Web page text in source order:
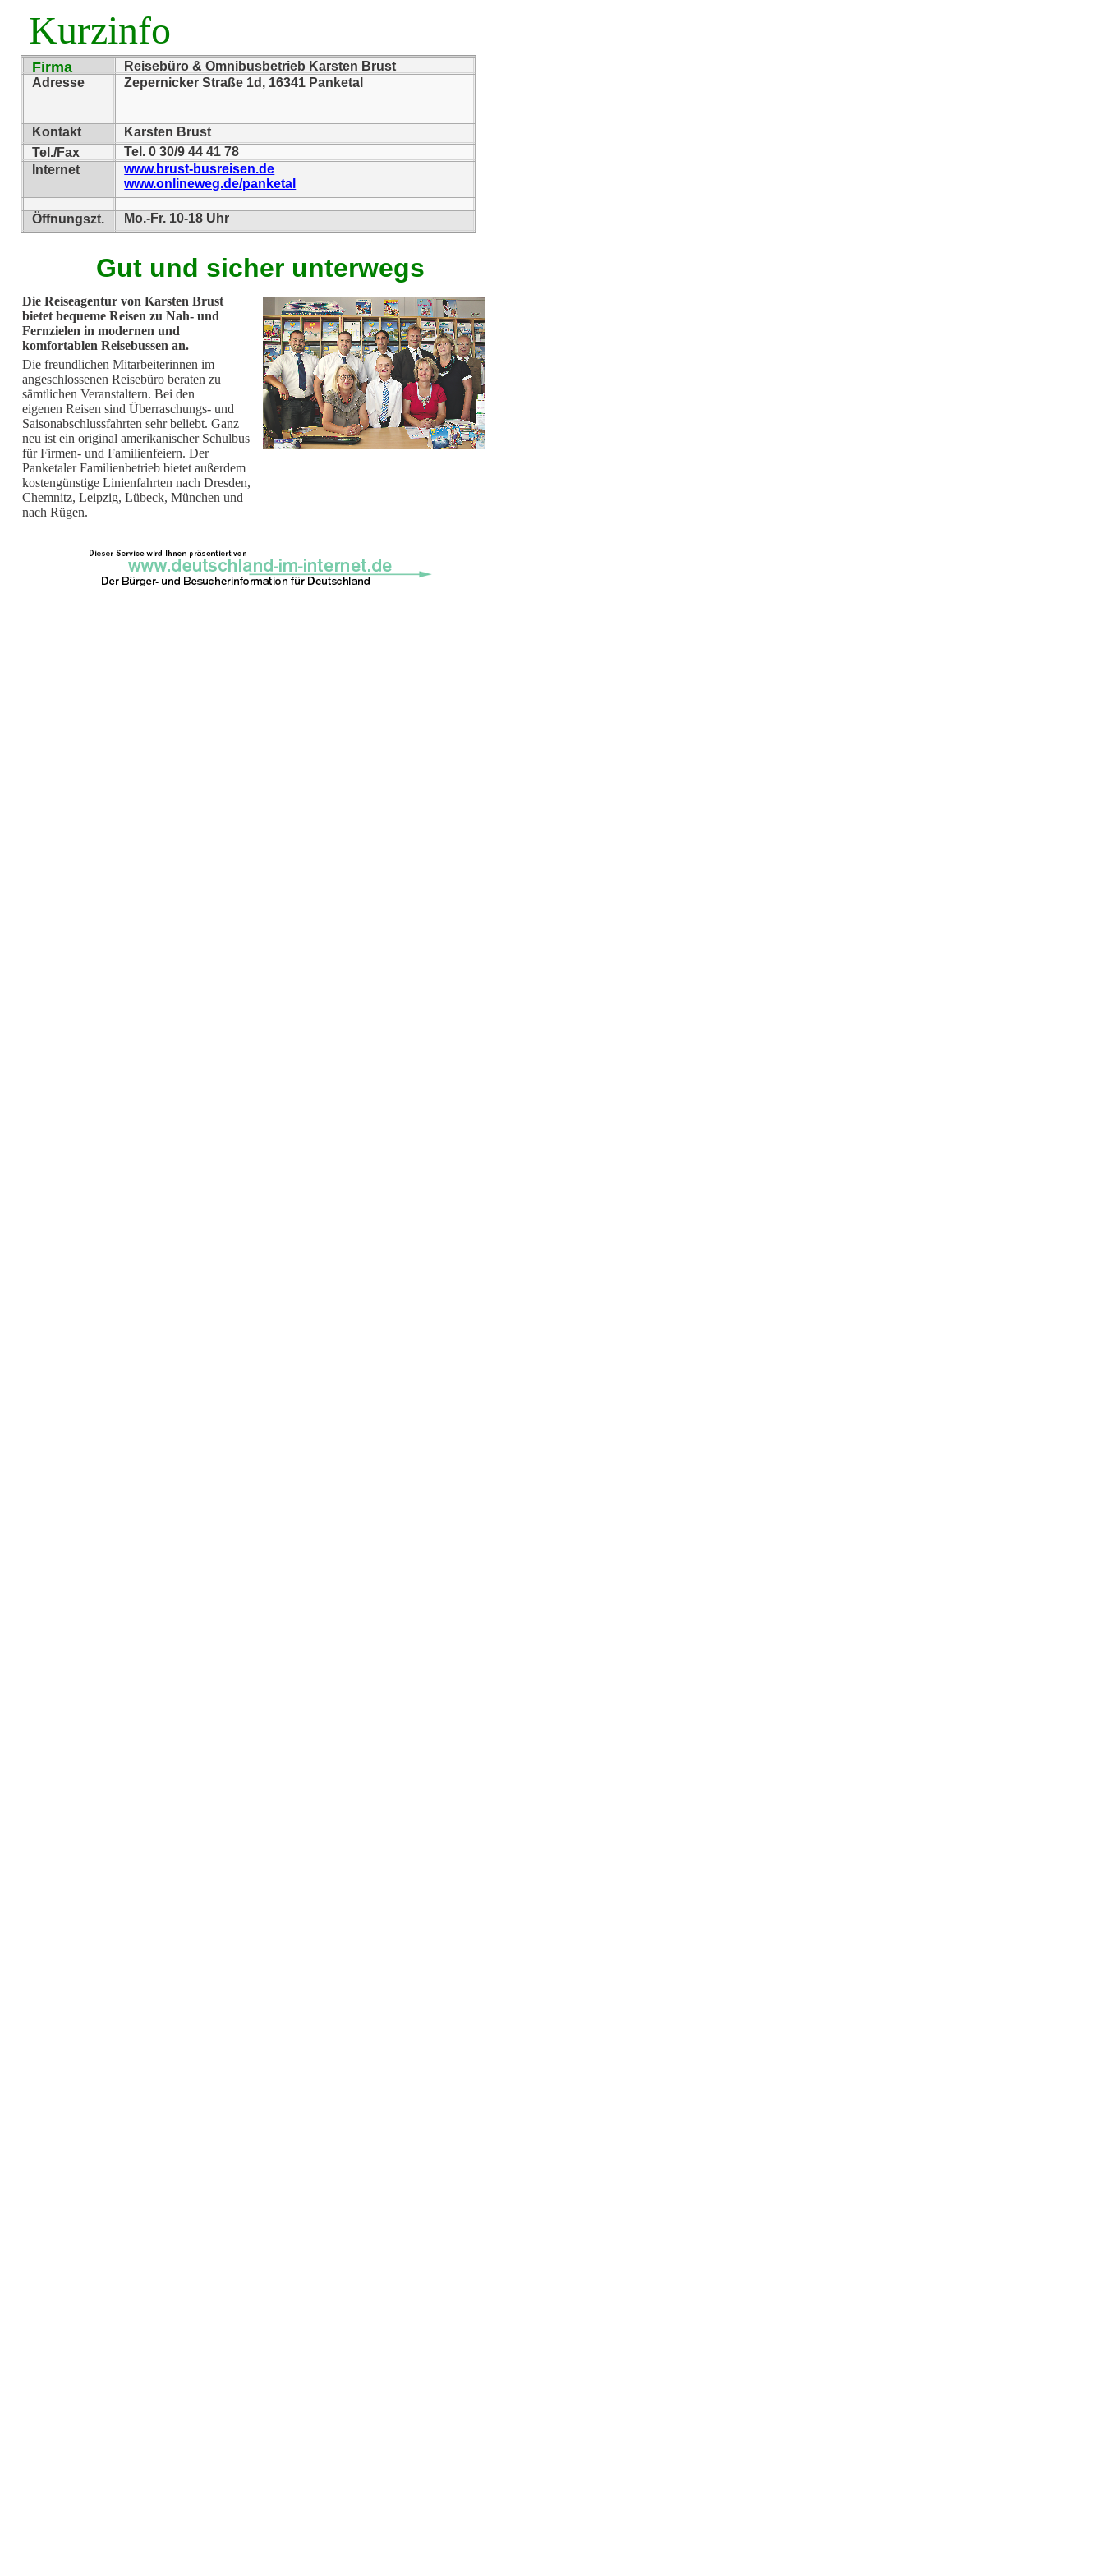
Die Reiseagentur von Karsten Brust
bietet bequeme Reisen zu Nah- und
Fernzielen in modernen und
komfortablen Reisebussen an.
Die freundlichen Mitarbeiterinnen im
angeschlossenen Reisebüro beraten zu
sämtlichen Veranstaltern. Bei den
eigenen Reisen sind Überraschungs- und
Saisonabschlussfahrten sehr beliebt. Ganz
neu ist ein original amerikanischer Schulbus
für Firmen- und Familienfeiern. Der
Panketaler Familienbetrieb bietet außerdem
kostengünstige Linienfahrten nach Dresden,
Chemnitz, Leipzig, Lübeck, München und
nach Rügen.
Gut und sicher unterwegs
Kurzinfo
Firma
Reisebüro & Omnibusbetrieb Karsten Brust
Adresse
Zepernicker Straße 1d, 16341 Panketal
Kontakt
Karsten Brust
Tel./Fax
Tel. 0 30/9 44 41 78
Internet
www.brust-busreisen.de
www.onlineweg.de/panketal
Öffnungszt. Mo.-Fr. 10-18 Uhr